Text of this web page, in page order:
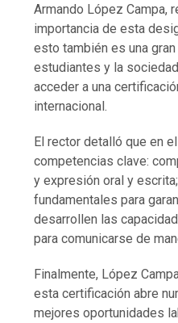
Armando López Campa,
importancia de esta
esto también es una
estudiantes y la
acceder a una
internacional.
El rector detalló que en
competencias clave:
y expresión oral y
fundamentales para
desarrollen las
para comunicarse de
Finalmente, López
esta certificación abre
mejores oportunidades